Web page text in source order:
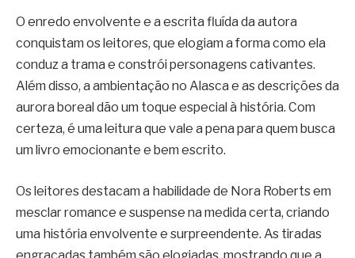
O enredo envolvente e a escrita fluída da autora
conquistam os leitores, que elogiam a forma como ela
conduz a trama e constrói personagens cativantes.
Além disso, a ambientação no Alasca e as descrições da
aurora boreal dão um toque especial à história. Com
certeza, é uma leitura que vale a pena para quem busca
um livro emocionante e bem escrito.
Os leitores destacam a habilidade de Nora Roberts em
mesclar romance e suspense na medida certa, criando
uma história envolvente e surpreendente. As tiradas
engraçadas também são elogiadas, mostrando que a